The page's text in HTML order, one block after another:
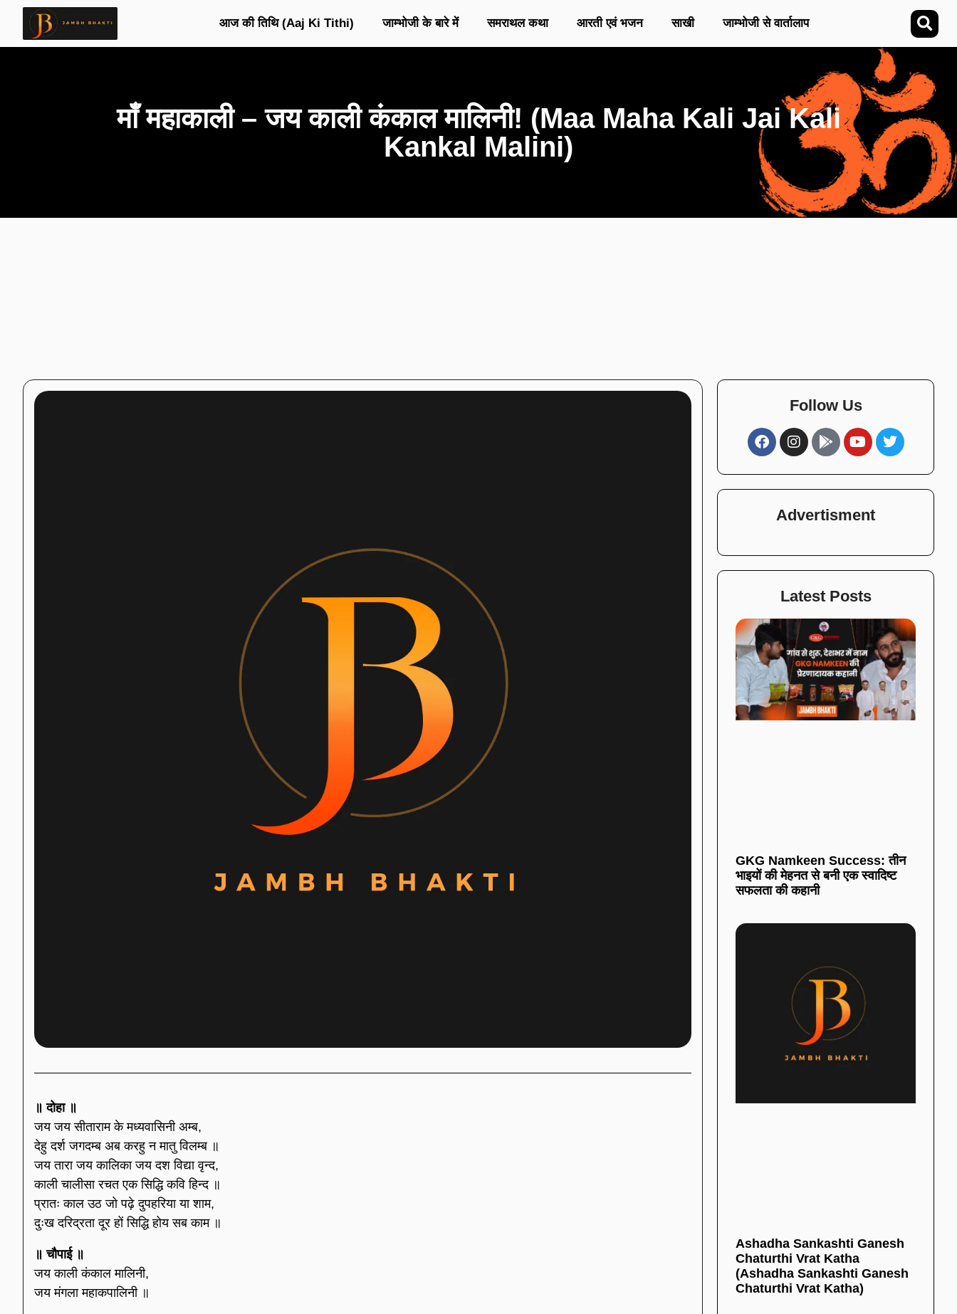
आज की तिथि (Aaj Ki Tithi) जाम्भोजी के बारे में समराथल कथा आरती एवं भजन साखी जाम्भोजी से वार्तालाप
माँ महाकाली – जय काली कंकाल मालिनी! (Maa Maha Kali Jai Kali
Kankal Malini)
॥ दोहा ॥
जय जय सीताराम के मध्यवासिनी अम्ब,
देहु दर्श जगदम्ब अब करहु न मातु विलम्ब ॥
जय तारा जय कालिका जय दश विद्या वृन्द,
काली चालीसा रचत एक सिद्धि कवि हिन्द ॥
प्रातः काल उठ जो पढ़े दुपहरिया या शाम,
दुःख दरिद्रता दूर हों सिद्धि होय सब काम ॥
॥ चौपाई ॥
जय काली कंकाल मालिनी,
जय मंगला महाकपालिनी ॥
Follow Us
Advertisment
Latest Posts
GKG Namkeen Success: तीन
भाइयों की मेहनत से बनी एक स्वादिष्ट
सफलता की कहानी
Ashadha Sankashti Ganesh
Chaturthi Vrat Katha
(Ashadha Sankashti Ganesh
Chaturthi Vrat Katha)